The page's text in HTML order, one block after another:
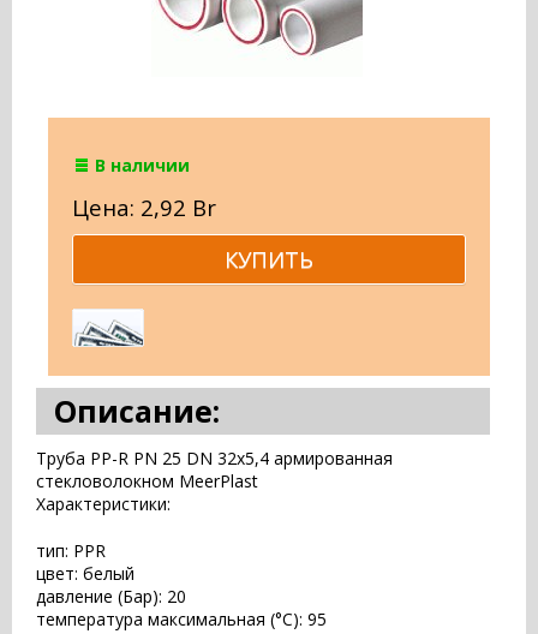
В наличии
Цена: 2,92 Br
Описание:
Труба PP-R PN 25 DN 32x5,4 армированная
стекловолокном MeerPlast
Характеристики:
тип: PPR
цвет: белый
давление (Бар): 20
температура максимальная (°С): 95